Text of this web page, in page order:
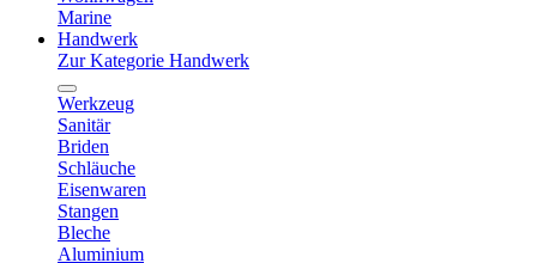
Marine
Handwerk
Zur Kategorie Handwerk
Werkzeug
Sanitär
Briden
Schläuche
Eisenwaren
Stangen
Bleche
Aluminium